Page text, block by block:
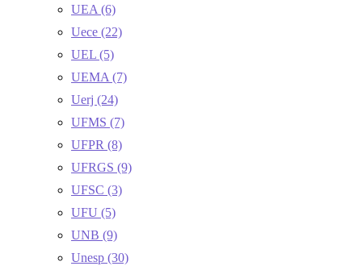
UEA (6)
Uece (22)
UEL (5)
UEMA (7)
Uerj (24)
UFMS (7)
UFPR (8)
UFRGS (9)
UFSC (3)
UFU (5)
UNB (9)
Unesp (30)